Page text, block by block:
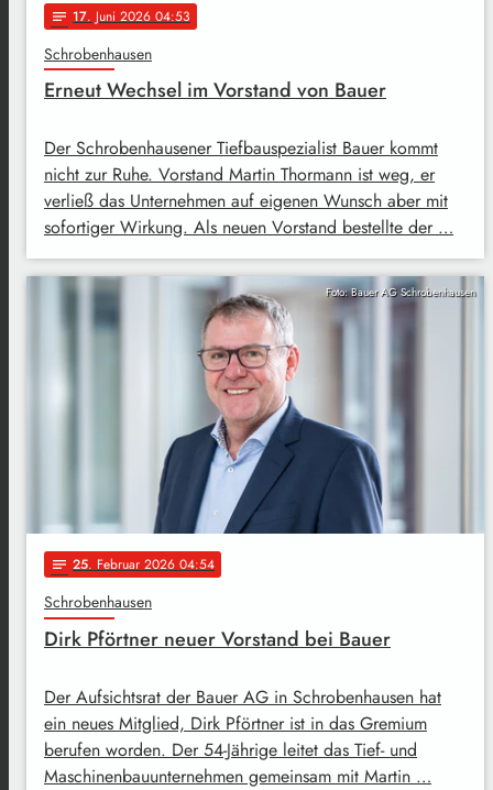
notes 17. Juni 2026 04:53
Schrobenhausen
Erneut Wechsel im Vorstand von Bauer
Der Schrobenhausener Tiefbauspezialist Bauer kommt
nicht zur Ruhe. Vorstand Martin Thormann ist weg, er
verließ das Unternehmen auf eigenen Wunsch aber mit
sofortiger Wirkung. Als neuen Vorstand bestellte der …
Foto: Bauer AG Schrobenhausen
notes 25. Februar 2026 04:54
Schrobenhausen
Dirk Pförtner neuer Vorstand bei Bauer
Der Aufsichtsrat der Bauer AG in Schrobenhausen hat
ein neues Mitglied, Dirk Pförtner ist in das Gremium
berufen worden. Der 54-Jährige leitet das Tief- und
Maschinenbauunternehmen gemeinsam mit Martin …